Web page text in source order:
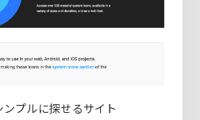
プルに探せるサイト